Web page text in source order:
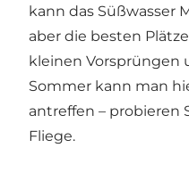
kann das Süßwasser
aber die besten
kleinen Vorsprüngen
Sommer kann man
antreffen – probieren
Fliege.